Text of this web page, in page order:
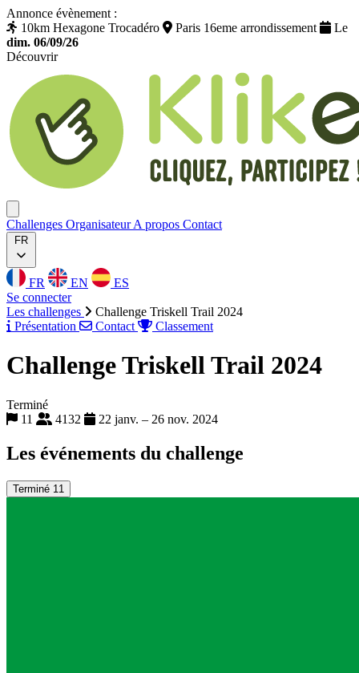
Annonce évènement :
10km Hexagone Trocadéro
Paris 16eme arrondissement
Le
dim. 06/09/26
Découvrir
Challenges OrganisateurA propos Contact
FR
FR EN
ES
Se connecter
Les challenges
Challenge Triskell Trail 2024
Présentation
Contact Classement
Challenge Triskell Trail 2024
Terminé
11
4132 22 janv. – 26 nov. 2024
Les événements du challenge
Terminé 11